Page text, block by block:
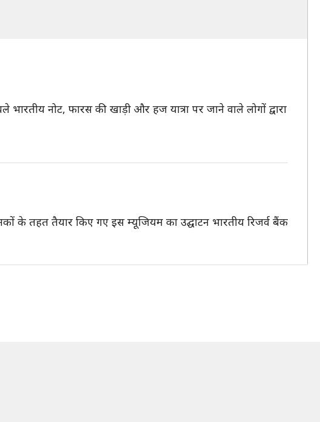
नोट, फारस की खाड़ी और हज यात्रा पर जाने वाले लोगों द्वारा
के तहत तैयार किए गए इस म्यूजियम का उद्घाटन भारतीय रिजर्व बैंक